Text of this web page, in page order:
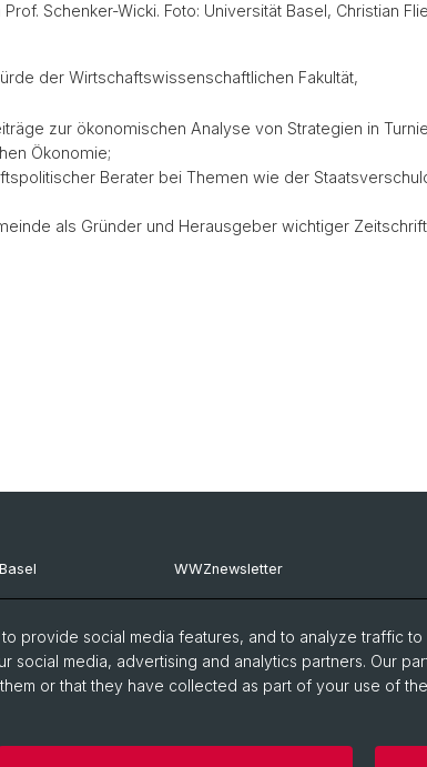
Schenker-Wicki. Foto: Universität Basel, Christian
der Wirtschaftswissenschaftlichen Fakultät,
zur ökonomischen Analyse von Strategien in
Ökonomie;
Berater bei Themen wie der
als Gründer und Herausgeber wichtiger
WWZnewsletter
Fachgruppe WiWi
provide social media features, and to analyze traffic to
social media, advertising and analytics partners. Our
or that they have collected as part of your use of